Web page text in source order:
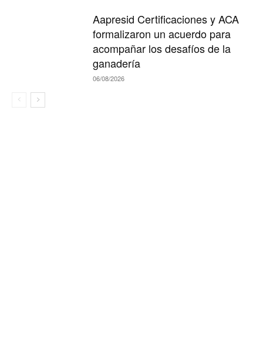
Aapresid Certificaciones y ACA
formalizaron un acuerdo para
acompañar los desafíos de la
ganadería
06/08/2026